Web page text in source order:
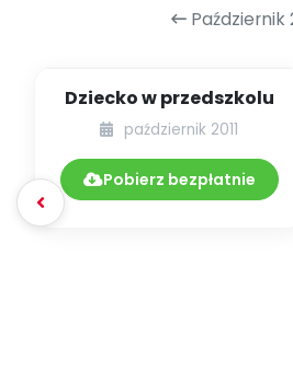
Październik
Dziecko w przedszkolu
październik 2011
Pobierz bezpłatnie